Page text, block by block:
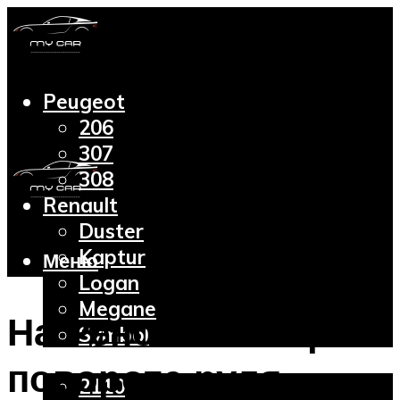
Peugeot
206
307
308
Renault
Duster
Kaptur
Logan
Megane
Symbol
2110
Меню
На Рено Логан при
повороте руля